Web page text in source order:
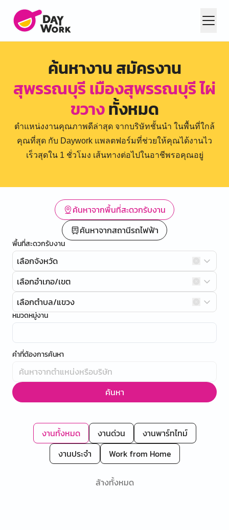
ค้นหางาน สมัครงาน
สุพรรณบุรี เมืองสุพรรณบุรี ไผ่
ขวางทั้งหมด
ตำแหน่งงานคุณภาพดีล่าสุด จากบริษัทชั้นนำ ในพื้นที่ใกล้
คุณที่สุด กับ Daywork แพลตฟอร์มที่ช่วยให้คุณได้งานไว
เร็วสุดใน 1 ชั่วโมง เส้นทางต่อไปในอาชีพรอคุณอยู่
ค้นหาจากพื้นที่สะดวกรับงาน
ค้นหาจากสถานีรถไฟฟ้า
พื้นที่สะดวกรับงาน
เลือกจังหวัด
เลือกอำเภอ/เขต
เลือกตำบล/แขวง
หมวดหมู่งาน
คำที่ต้องการค้นหา
ค้นหา
งานทั้งหมด งานด่วน
งานพาร์ทไทม์
งานประจำ
Work from Home
ล้างทั้งหมด